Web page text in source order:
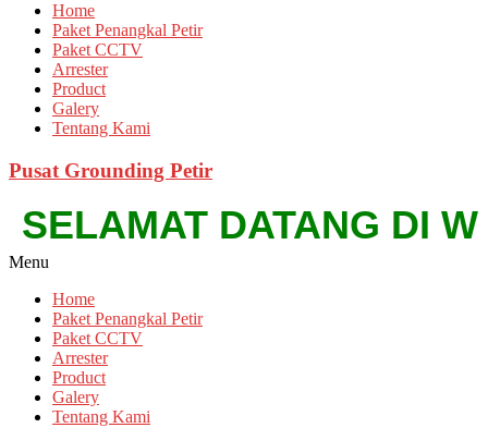
Home
Paket Penangkal Petir
Paket CCTV
Arrester
Product
Galery
Tentang Kami
Pusat Grounding Petir
SELAMAT DATANG DI
Menu
Home
Paket Penangkal Petir
Paket CCTV
Arrester
Product
Galery
Tentang Kami